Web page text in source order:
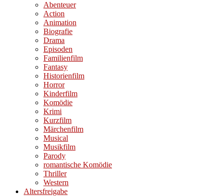
Abenteuer
Action
Animation
Biografie
Drama
Episoden
Familienfilm
Fantasy
Historienfilm
Horror
Kinderfilm
Komödie
Krimi
Kurzfilm
Märchenfilm
Musical
Musikfilm
Parody
romantische Komödie
Thriller
Western
Altersfreigabe